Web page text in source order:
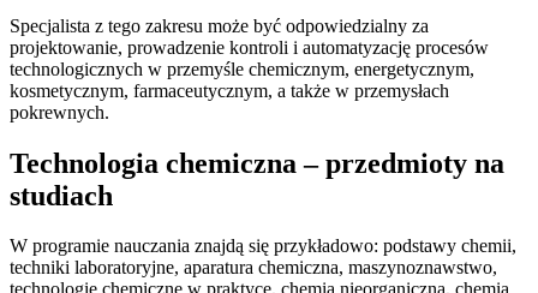
Specjalista z tego zakresu może być odpowiedzialny za
projektowanie, prowadzenie kontroli i automatyzację procesów
technologicznych w przemyśle chemicznym, energetycznym,
kosmetycznym, farmaceutycznym, a także w przemysłach
pokrewnych.
Technologia chemiczna – przedmioty na
studiach
W programie nauczania znajdą się przykładowo: podstawy chemii,
techniki laboratoryjne, aparatura chemiczna, maszynoznawstwo,